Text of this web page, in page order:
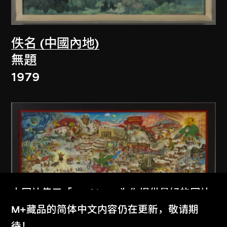
佚名 (中國內地)
無題
1979
本网站使用「Cookies」为你提供最好的网站
体验。
M+藏品的简体中文内容仍在更新，敬请期